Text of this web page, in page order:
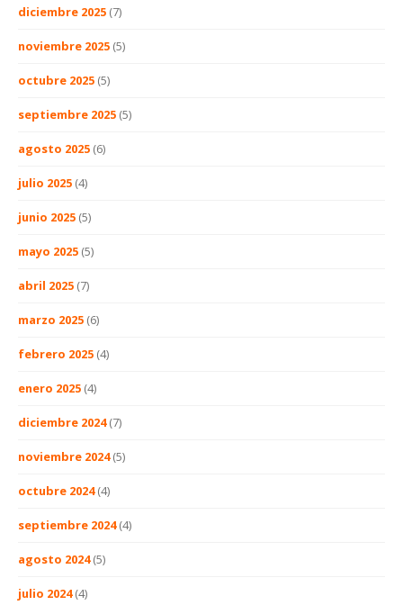
diciembre 2025 (7)
noviembre 2025 (5)
octubre 2025 (5)
septiembre 2025 (5)
agosto 2025 (6)
julio 2025 (4)
junio 2025 (5)
mayo 2025 (5)
abril 2025 (7)
marzo 2025 (6)
febrero 2025 (4)
enero 2025 (4)
diciembre 2024(7)
noviembre 2024(5)
octubre 2024(4)
septiembre 2024(4)
agosto 2024(5)
julio 2024(4)